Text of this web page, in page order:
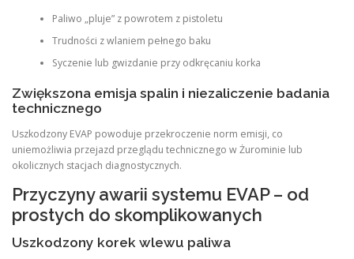
Paliwo „pluje” z powrotem z pistoletu
Trudności z wlaniem pełnego baku
Syczenie lub gwizdanie przy odkręcaniu korka
Zwiększona emisja spalin i niezaliczenie badania
technicznego
Uszkodzony EVAP powoduje przekroczenie norm emisji, co
uniemożliwia przejazd przeglądu technicznego w Żurominie lub
okolicznych stacjach diagnostycznych.
Przyczyny awarii systemu EVAP – od
prostych do skomplikowanych
Uszkodzony korek wlewu paliwa